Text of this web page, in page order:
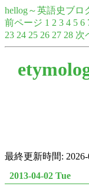
hellog～英語史ブロ
前ページ 1 2 3 4 5 6
23 24 25 26 27 28 次
最終更新時間: 2026-
2013-04-02 Tue